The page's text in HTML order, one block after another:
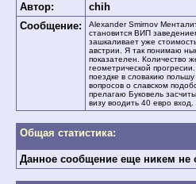
Автор:
chih
Сообщение:
Alexander Smirnov
становится ВИП
зашкаливает уже
австрии. Я так понимаю
показателен. Количество
геометрической
поездке в словакию
вопросов о славском
прелагаю Буковель
визу воодить 40 евро
Общая статистика:
Данное сообщение еще никем не